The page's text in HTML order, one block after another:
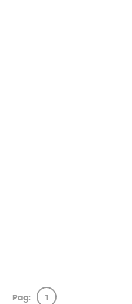
Pag: 1